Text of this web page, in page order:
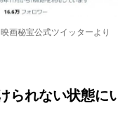
映画秘宝公式ツイッターより
られない状態に